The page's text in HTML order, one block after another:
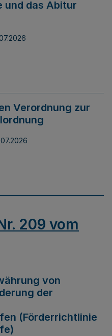
und das Abitur
Verordnung zur
209 vom
von
der
(Förderrichtlinie